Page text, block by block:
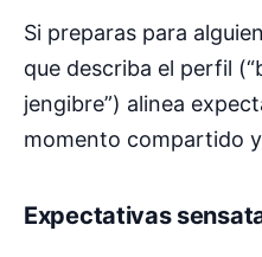
Si preparas para
que describa el perfil
jengibre”) alinea
momento compartido
Expectativas